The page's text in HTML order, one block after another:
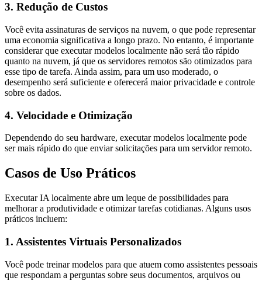
3. Redução de Custos
Você evita assinaturas de serviços na nuvem, o que pode representar
uma economia significativa a longo prazo. No entanto, é importante
considerar que executar modelos localmente não será tão rápido
quanto na nuvem, já que os servidores remotos são otimizados para
esse tipo de tarefa. Ainda assim, para um uso moderado, o
desempenho será suficiente e oferecerá maior privacidade e controle
sobre os dados.
4. Velocidade e Otimização
Dependendo do seu hardware, executar modelos localmente pode
ser mais rápido do que enviar solicitações para um servidor remoto.
Casos de Uso Práticos
Executar IA localmente abre um leque de possibilidades para
melhorar a produtividade e otimizar tarefas cotidianas. Alguns usos
práticos incluem:
1. Assistentes Virtuais Personalizados
Você pode treinar modelos para que atuem como assistentes pessoais
que respondam a perguntas sobre seus documentos, arquivos ou